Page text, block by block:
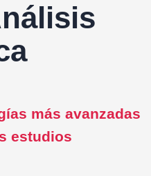
más avanzadas
estudios